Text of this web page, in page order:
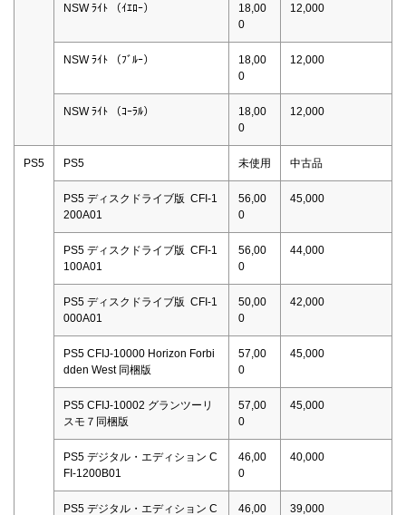
NSW ﾗｲﾄ （ｲｴﾛｰ）
18,00
0
12,000
NSW ﾗｲﾄ （ﾌﾞﾙｰ）
18,00
0
12,000
NSW ﾗｲﾄ （ｺｰﾗﾙ）
18,00
0
12,000
PS5 PS5 未使用 中古品
PS5 ディスクドライブ版 CFI-1
200A01
56,00
0
45,000
PS5 ディスクドライブ版 CFI-1
100A01
56,00
0
44,000
PS5 ディスクドライブ版 CFI-1
000A01
50,00
0
42,000
PS5 CFIJ-10000 Horizon Forbi
dden West 同梱版
57,00
0
45,000
PS5 CFIJ-10002 グランツーリ
スモ７同梱版
57,00
0
45,000
PS5 デジタル・エディション C
FI-1200B01
46,00
0
40,000
PS5 デジタル・エディション C 46,00 39,000